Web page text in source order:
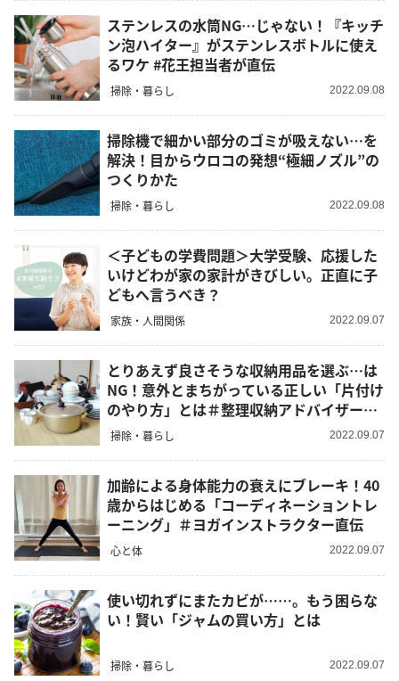
ステンレスの水筒NG…じゃない！『キッチ
ン泡ハイター』がステンレスボトルに使え
るワケ #花王担当者が直伝
掃除・暮らし 2022.09.08
掃除機で細かい部分のゴミが吸えない…を
解決！目からウロコの発想“極細ノズル”の
つくりかた
掃除・暮らし 2022.09.08
＜子どもの学費問題＞大学受験、応援した
いけどわが家の家計がきびしい。正直に子
どもへ言うべき？
家族・人間関係 2022.09.07
とりあえず良さそうな収納用品を選ぶ…は
NG！意外とまちがっている正しい「片付け
のやり方」とは＃整理収納アドバイザー直
伝
掃除・暮らし 2022.09.07
加齢による身体能力の衰えにブレーキ！40
歳からはじめる「コーディネーショントレ
ーニング」＃ヨガインストラクター直伝
心と体 2022.09.07
使い切れずにまたカビが……。もう困らな
い！賢い「ジャムの買い方」とは
掃除・暮らし 2022.09.07